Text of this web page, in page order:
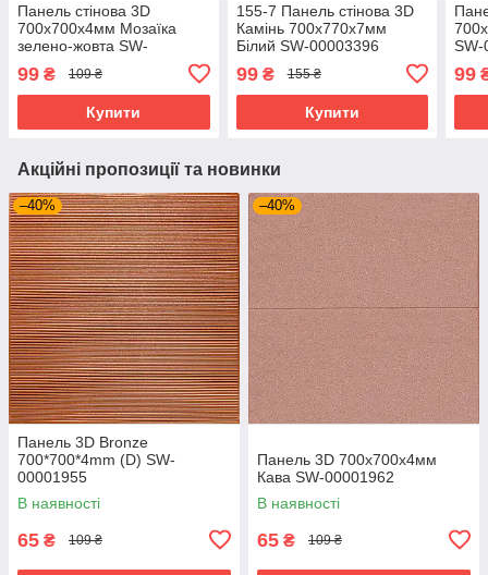
Панель стінова 3D
700х700х4мм Мозаїка
зелено-жовта SW-
99 ₴ 109 ₴
Купити
155-7 Панель стінова 3D
Камінь 700х770х7мм
Білий SW-00003396
99₴ 155 ₴
Купити
SW-
99
Акційні пропозиції та новинки
–40%
Панель 3D Bronze
700*700*4mm (D) SW-
00001955
В наявності
65 ₴ 109 ₴
–40%
Панель 3D 700х700х4мм
Кава SW-00001962
В наявності
65 ₴ 109 ₴